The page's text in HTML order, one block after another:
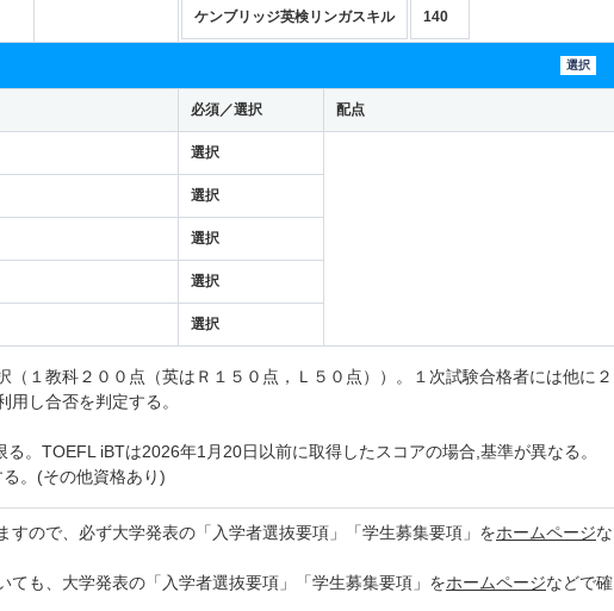
ケンブリッジ英検リンガスキル 140
選択
必須／選択 配点
選択
選択
選択
選択
選択
１教科２００点（英はＲ１５０点，Ｌ５０点））。１次試験合格者には他に２
し合否を判定する。
。TOEFL iBTは2026年1月20日以前に取得したスコアの場合,基準が異なる。
。(その他資格あり)
ので、必ず大学発表の「入学者選抜要項」「学生募集要項」をホームページな
も、大学発表の「入学者選抜要項」「学生募集要項」をホームページなどで確